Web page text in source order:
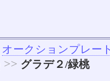
オークションプレー
>> グラデ２/緑桃